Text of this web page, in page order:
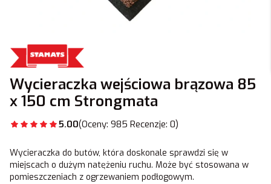
Wycieraczka wejściowa brązowa 85
x 150 cm Strongmata
5.00(Oceny: 985 Recenzje: 0)
Wycieraczka do butów, która doskonale sprawdzi się w
miejscach o dużym natężeniu ruchu. Może być stosowana w
pomieszczeniach z ogrzewaniem podłogowym.